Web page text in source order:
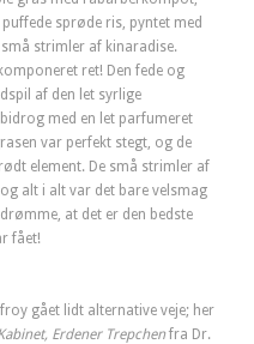
sprøde ris, pyntet med
strimler af kinaradise.
ret! Den fede og
af den let syrlige
med en let parfumeret
var perfekt stegt, og de
element. De små strimler af
alt i alt var det bare velsmag
at det er den bedste
fået!
gået lidt alternative veje; her
Erdener Trepchen fra Dr.